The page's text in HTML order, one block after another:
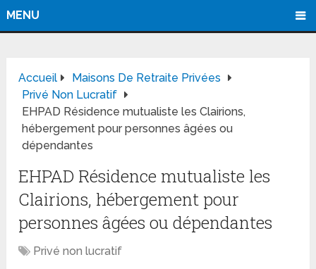
MENU
Accueil
Maisons De Retraite Privées
Privé Non Lucratif
EHPAD Résidence mutualiste les Clairions,
hébergement pour personnes âgées ou
dépendantes
EHPAD Résidence mutualiste les
Clairions, hébergement pour
personnes âgées ou dépendantes
Privé non lucratif